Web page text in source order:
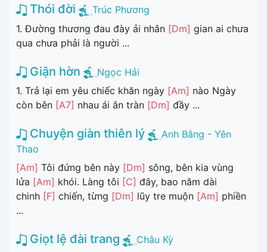
Thói đời
Trúc Phương
1. Đường thương đau đày ải nhân [Dm] gian ai chưa
qua chưa phải là người ...
Giận hờn
Ngọc Hải
1. Trả lại em yêu chiếc khăn ngày [Am] nào Ngày
còn bên [A7] nhau ái ân tràn [Dm] đầy ...
Chuyện giàn thiên lý
Anh Bằng - Yên
Thao
[Am] Tôi đứng bên này [Dm] sông, bên kia vùng
lửa [Am] khói. Làng tôi [C] đây, bao năm dài
chinh [F] chiến, từng [Dm] lũy tre muộn [Am] phiền
...
Giọt lệ đài trang
Châu Kỳ